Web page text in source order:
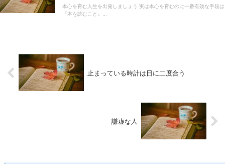
本心を育む人生を出発しましょう 実は本心を育むのに一番有効な手段は
『本を読むこと』...
止まっている時計は日に二度合う
謙虚な人